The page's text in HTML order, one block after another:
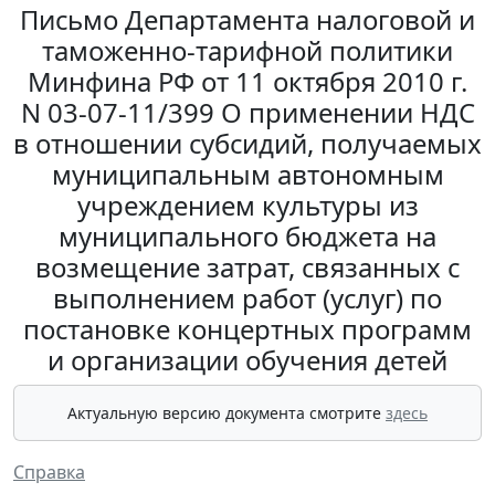
Письмо Департамента налоговой и
таможенно-тарифной политики
Минфина РФ от 11 октября 2010 г.
N 03-07-11/399 О применении НДС
в отношении субсидий, получаемых
муниципальным автономным
учреждением культуры из
муниципального бюджета на
возмещение затрат, связанных с
выполнением работ (услуг) по
постановке концертных программ
и организации обучения детей
Актуальную версию документа смотрите здесь
Справка